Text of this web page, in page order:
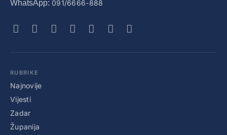
WhatsApp: 091/6666-888
RUBRIKE
Najnovije
Vijesti
Zadar
Županija